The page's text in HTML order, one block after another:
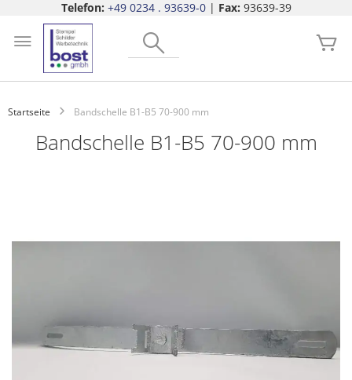
Telefon: +49 0234 . 93639-0| Fax: 93639-39
springen
Startseite Bandschelle B1-B5 70-900 mm
Bandschelle B1-B5 70-900 mm
springen